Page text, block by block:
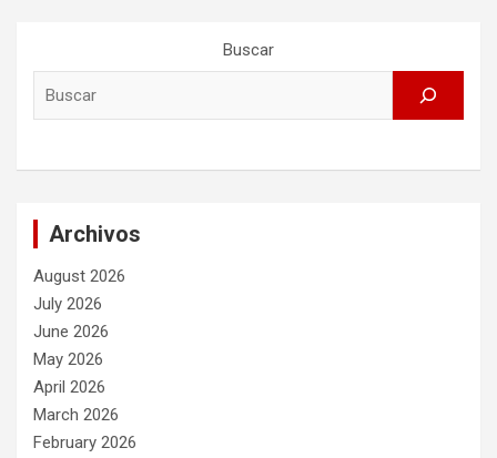
Buscar
Archivos
August 2026
July 2026
June 2026
May 2026
April 2026
March 2026
February 2026